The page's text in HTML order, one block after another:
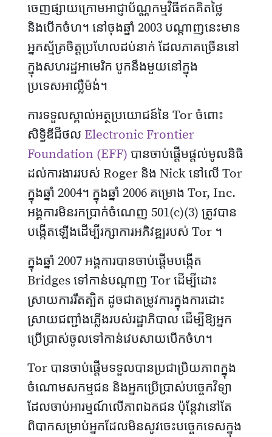
ចេញផ្សាយក្រោមអាជ្ញាប័ណ្ណកម្មវិធីឥតគិតថ្លៃ
និងបើកចំហ។ នៅចុងឆ្នាំ 2003 បណ្តាញនេះមាន
អ្នកស្ម័គ្រចិត្ដប្រហែលដប់នាក់ ដែលភាគច្រើននៅ
ក្នុងសហរដ្ឋអាមេរិក បូកនឹងមួយនៅក្នុង
ប្រទេសអាល្លឺម៉ង់។
ការទទួលស្គាល់អត្ថប្រយោជន៍នៃ Tor ចំពោះ
សិទ្ធិឌីជីថល Electronic Frontier
Foundation (EFF) បានចាប់ផ្តើមផ្តល់មូលនិធិ
ដល់ការងាររបស់ Roger និង Nick នៅលើ Tor
ក្នុងឆ្នាំ 2004។ ក្នុងឆ្នាំ 2006 គម្រោង Tor, Inc.
អង្គការមិនរកប្រាក់ចំណេញ 501(c)(3) ត្រូវបាន
បង្កើតឡើងដើម្បីរក្សាការអភិវឌ្ឍរបស់ Tor ។
ក្នុងឆ្នាំ 2007 អង្គការបានចាប់ផ្តើមបង្កើត
Bridges ទៅកាន់បណ្តាញ Tor ដើម្បីដោះ
ស្រាយការរឹតត្បិត ដូចជាតម្រូវការក្នុងការដោះ
ស្រាយជញ្ជាំងភ្លើងរបស់រដ្ឋាភិបាល ដើម្បីឱ្យអ្នក
ប្រើប្រាស់ចូលទៅកាន់វេបសាយបើកចំហ។
Tor បានចាប់ផ្តើមទទួលបានប្រជាប្រិយភាពក្នុង
ចំណោមសកម្មជន និងអ្នកប្រើប្រាស់បច្ចេកវិទ្យា
ដែលចាប់អារម្មណ៍លើភាពឯកជន ប៉ុន្តែវានៅតែ
ពិបាកសម្រាប់អ្នកដែលមិនសូវចេះបច្ចេកទេសក្នុង